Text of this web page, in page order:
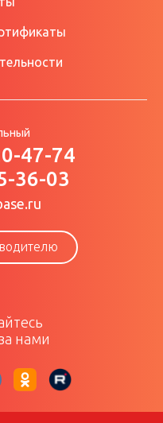
47-74
36-03
нами